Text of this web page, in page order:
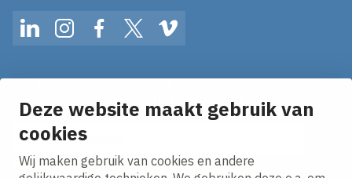
Deze website maakt gebruik van
cookies
Wij maken gebruik van cookies en andere
LinkedInInstagramFacebookTwitterVimeo
Ontvang onze nieuws alerts in je mailbox!
E-mailadres
Ik ga akkoord met hetprivacy statement.